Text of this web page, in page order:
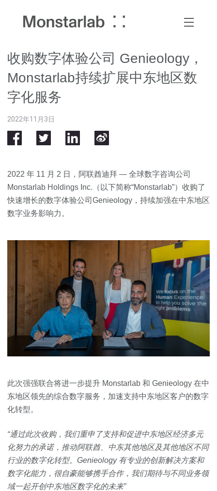
收购数字体验公司 Genieology，
Monstarlab持续扩展中东地区数
字化服务
2022年11月3日
​2022 年 11 月 2 日，阿联酋迪拜 — 全球数字咨询公司
Monstarlab Holdings Inc.（以下简称“Monstarlab”）收购了
快速增长的数字体验公司Genieology，持续加强在中东地区
数字业务影响力。
此次强强联合将进一步提升 Monstarlab 和 Genieology 在中
东地区领先的综合数字服务，加速支持中东地区客户的数字
化转型。
“通过此次收购，我们重申了支持和促进中东地区经济多元
化努力的承诺，推动阿联酋、中东其他地区及其他地区不同
行业的数字化转型。Genieology 有专业的创新解决方案和
数字化能力，很自豪能够携手合作，我们期待与不同业务领
域一起开创中东地区数字化的未来”